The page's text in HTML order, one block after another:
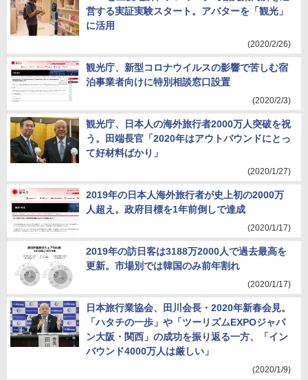
営する実証実験スタート。アバターを「観光」
に活用
(2020/2/26)
観光庁、新型コロナウイルスの影響で苦しむ宿
泊事業者向けに特別相談窓口設置
(2020/2/3)
観光庁、日本人の海外旅行者2000万人突破を祝
う。田端長官「2020年はアウトバウンドにとっ
て好材料ばかり」
(2020/1/27)
2019年の日本人海外旅行者が史上初の2000万
人超え。政府目標を1年前倒しで達成
(2020/1/17)
2019年の訪日客は3188万2000人で過去最高を
更新。市場別では韓国のみ前年割れ
(2020/1/17)
日本旅行業協会、田川会長・2020年新春会見。
「ハタチの一歩」や「ツーリズムEXPOジャパ
ン大阪・関西」の成功を振り返る一方、「イン
バウンド4000万人は厳しい」
(2020/1/9)